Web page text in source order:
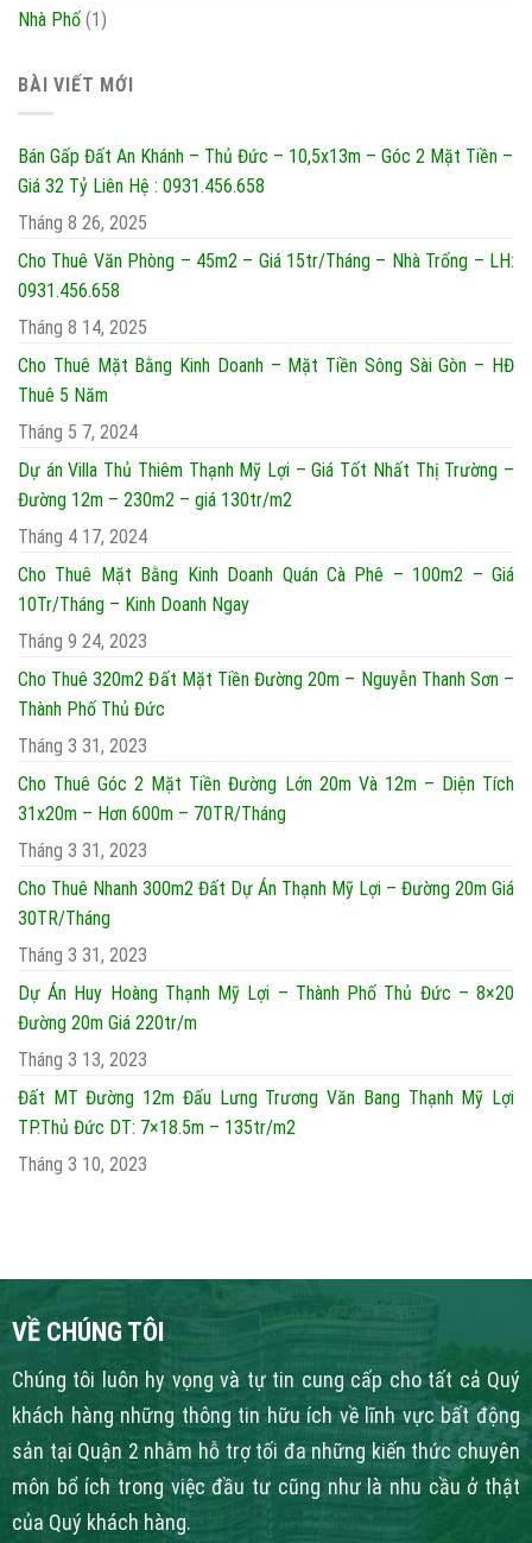
Nhà Phố (1)
BÀI VIẾT MỚI
Bán Gấp Đất An Khánh – Thủ Đức – 10,5x13m – Góc 2 Mặt Tiền –
Giá 32 Tỷ Liên Hệ : 0931.456.658
Tháng 8 26, 2025
Cho Thuê Văn Phòng – 45m2 – Giá 15tr/Tháng – Nhà Trống – LH:
0931.456.658
Tháng 8 14, 2025
Cho Thuê Mặt Bằng Kinh Doanh – Mặt Tiền Sông Sài Gòn – HĐ
Thuê 5 Năm
Tháng 5 7, 2024
Dự án Villa Thủ Thiêm Thạnh Mỹ Lợi – Giá Tốt Nhất Thị Trường –
Đường 12m – 230m2 – giá 130tr/m2
Tháng 4 17, 2024
Cho Thuê Mặt Bằng Kinh Doanh Quán Cà Phê – 100m2 – Giá
10Tr/Tháng – Kinh Doanh Ngay
Tháng 9 24, 2023
Cho Thuê 320m2 Đất Mặt Tiền Đường 20m – Nguyễn Thanh Sơn –
Thành Phố Thủ Đức
Tháng 3 31, 2023
Cho Thuê Góc 2 Mặt Tiền Đường Lớn 20m Và 12m – Diện Tích
31x20m – Hơn 600m – 70TR/Tháng
Tháng 3 31, 2023
Cho Thuê Nhanh 300m2 Đất Dự Án Thạnh Mỹ Lợi – Đường 20m Giá
30TR/Tháng
Tháng 3 31, 2023
Dự Án Huy Hoàng Thạnh Mỹ Lợi – Thành Phố Thủ Đức – 8×20
Đường 20m Giá 220tr/m
Tháng 3 13, 2023
Đất MT Đường 12m Đấu Lưng Trương Văn Bang Thạnh Mỹ Lợi
TP.Thủ Đức DT: 7×18.5m – 135tr/m2
Tháng 3 10, 2023
VỀ CHÚNG TÔI
Chúng tôi luôn hy vọng và tự tin cung cấp cho tất cả Quý
khách hàng những thông tin hữu ích về lĩnh vực bất động
sản tại Quận 2 nhằm hỗ trợ tối đa những kiến thức chuyên
môn bổ ích trong việc đầu tư cũng như là nhu cầu ở thật
của Quý khách hàng.